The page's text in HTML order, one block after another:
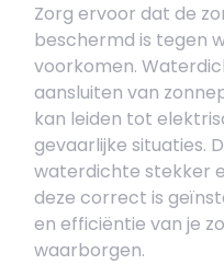
Zorg ervoor dat de
beschermd is tegen
voorkomen.
aansluiten van
kan leiden tot
gevaarlijke situaties.
waterdichte stekker
deze correct is
en efficiëntie van je
waarborgen.